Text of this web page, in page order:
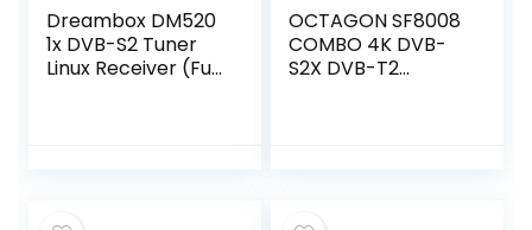
Dreambox DM520
1x DVB-S2 Tuner
Linux Receiver (Full
OCTAGON SF8008
COMBO 4K DVB-
S2X DVB-T2